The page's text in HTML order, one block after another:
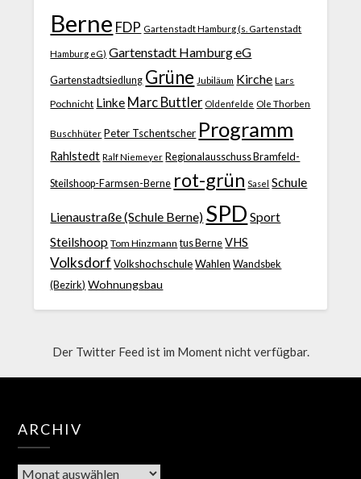
Berne FDP Gartenstadt Hamburg (s. Gartenstadt
Hamburg eG) Gartenstadt Hamburg eG
Gartenstadtsiedlung Grüne Jubiläum Kirche Lars
Pochnicht Linke Marc Buttler Oldenfelde Ole Thorben
Buschhüter Peter Tschentscher Programm
Rahlstedt Ralf Niemeyer Regionalausschuss Bramfeld-
Steilshoop-Farmsen-Berne rot-grün Sasel Schule
Lienaustraße (Schule Berne) SPD Sport
Steilshoop Tom Hinzmann tus Berne VHS
Volksdorf Volkshochschule Wahlen Wandsbek
(Bezirk) Wohnungsbau
Der Twitter Feed ist im Moment nicht verfügbar.
ARCHIV